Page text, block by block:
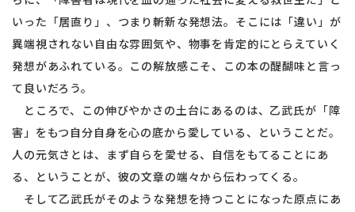
いった「居直り」、つまり斬新な発想法。そこには「違い」が
異端視されない自由な雰囲気や、物事を肯定的にとらえていく
発想があふれている。この解放感こそ、この本の醍醐味と言っ
て良いだろう。
ところで、この伸びやかさの土台にあるのは、乙武氏が「障
害」をもつ自分自身を心の底から愛している、ということだ。
人の元気さとは、まず自らを愛せる、自信をもてることにあ
る、ということが、彼の文章の端々から伝わってくる。
そして乙武氏がそのような発想を持つことになった原点にあ